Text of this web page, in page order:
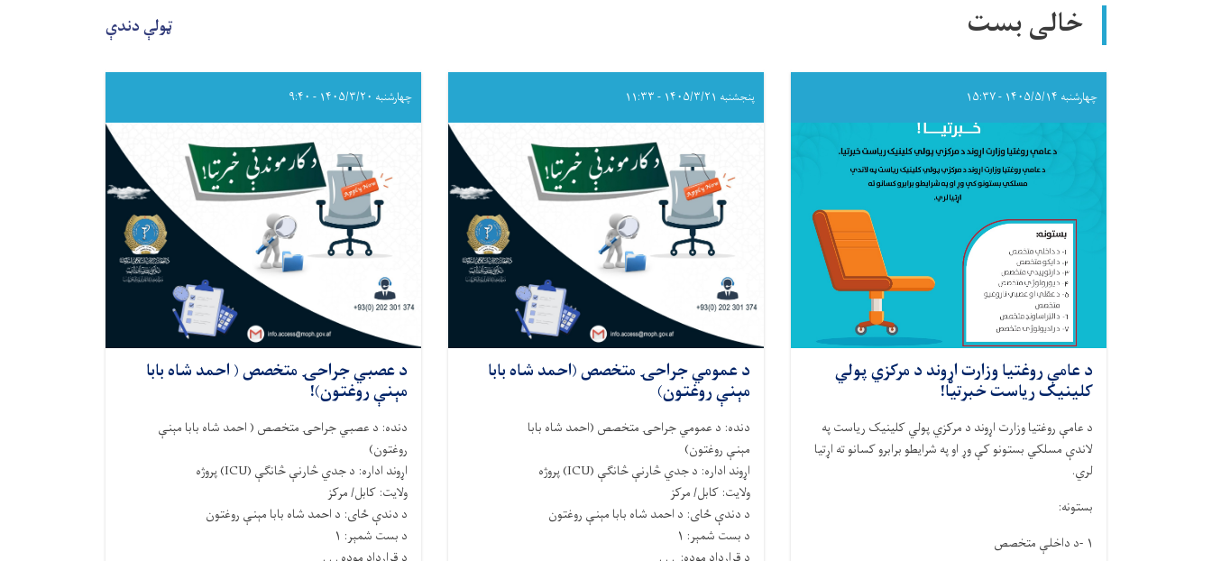
خالی بست ټولې دندې
چهارشنبه ۱۴۰۵/۵/۱۴ - ۱۵:۳۷
د عامې روغتیا وزارت اړوند د مرکزي پولي
کلینیک ریاست خبرتیا!
د عامې روغتیا وزارت اړوند د مرکزي پولي کلینیک ریاست په
لاندې مسلکي بستونو کې وړ او په شرایطو برابرو کسانو ته اړتيا
لري.
بستونه:
۱ -د داخلې متخصص
پنجشنبه ۱۴۰۵/۳/۲۱ - ۱۱:۳۳
د عمومي جراحۍ متخصص (احمد شاه بابا
مېنې روغتون)
دنده: د عمومي جراحۍمتخصص (احمد شاه بابا
مېنې روغتون)
اړوند اداره: د جدي څارنې څانګې (ICU)پروژه
ولایت: کابل/ مرکز
د دندې ځای: د احمد شاه بابا مېنې روغتون
د بست شمېر: ۱
چهارشنبه ۱۴۰۵/۳/۲۰ - ۹:۴۰
د عصبي جراحۍ متخصص ( احمد شاه بابا
مېنې روغتون)!
دنده: د عصبي جراحۍمتخصص (احمد شاه بابا مېنې
روغتون)
اړوند اداره: د جدي څارنې څانګې (ICU)پروژه
ولایت: کابل/ مرکز
د دندې ځای: د احمد شاه بابا مېنې روغتون
د بست شمېر: ۱